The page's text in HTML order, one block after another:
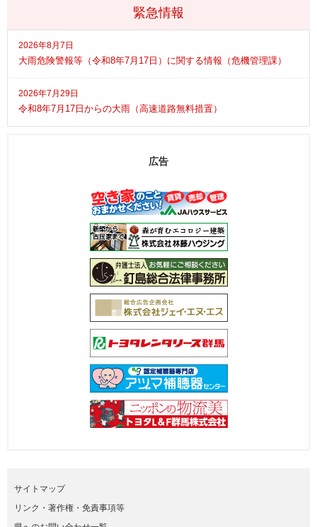
緊急情報
2026年8月7日
大雨危険警報等（令和8年7月17日）に関する情報（危機管理課）
2026年7月29日
令和8年7月17日からの大雨（高速道路無料措置）
広告
サイトマップ
リンク・著作権・免責事項等